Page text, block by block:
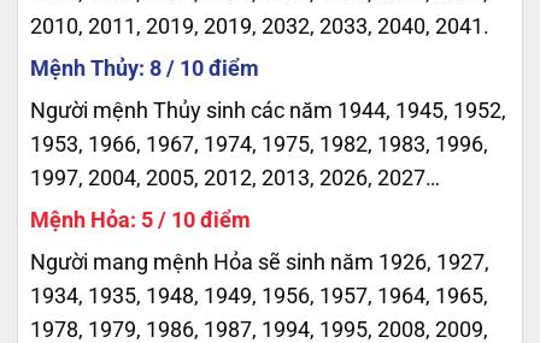
2010, 2011, 2019, 2019, 2032, 2033, 2040, 2041.
Mệnh Thủy: 8 / 10 điểm
Người mệnh Thủy sinh các năm 1944, 1945, 1952,
1953, 1966, 1967, 1974, 1975, 1982, 1983, 1996,
1997, 2004, 2005, 2012, 2013, 2026, 2027…
Mệnh Hỏa: 5 / 10 điểm
Người mang mệnh Hỏa sẽ sinh năm 1926, 1927,
1934, 1935, 1948, 1949, 1956, 1957, 1964, 1965,
1978, 1979, 1986, 1987, 1994, 1995, 2008, 2009,